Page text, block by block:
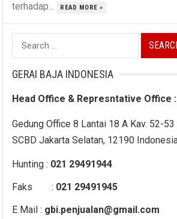
terhadap...
READ MORE »
Search
for:
GERAI BAJA INDONESIA
Head Office & Represntative Office :
Gedung Office 8 Lantai 18 A Kav. 52-
SCBD Jakarta Selatan, 12190
Hunting : 021 29491944
Faks : 021 29491945
E Mail : gbi.penjualan@gmail.com